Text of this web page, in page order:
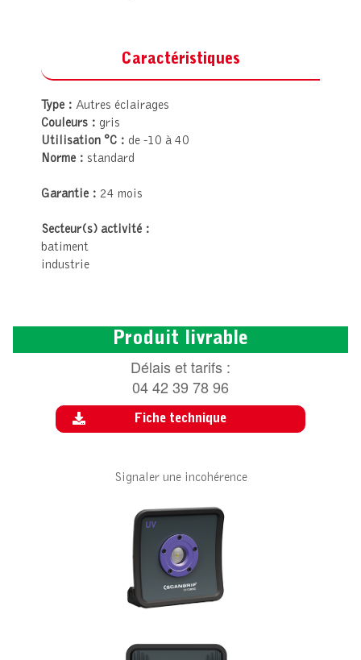
Caractéristiques
Type : Autres éclairages
Couleurs : gris
Utilisation °C : de -10 à 40
Norme : standard
Garantie : 24 mois
Secteur(s) activité :
batiment
industrie
Produit livrable
Délais et tarifs :
04 42 39 78 96
Fiche technique
Signaler une incohérence